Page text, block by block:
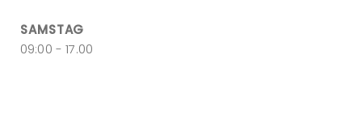
SAMSTAG
09:00 - 17.00